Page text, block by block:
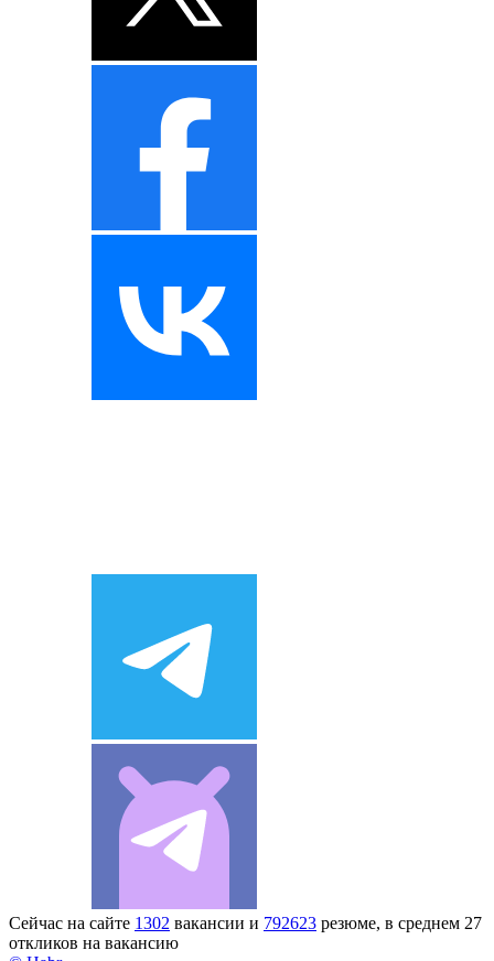
Сейчас на сайте 1302 вакансии и 792623 резюме, в среднем 27
откликов на вакансию